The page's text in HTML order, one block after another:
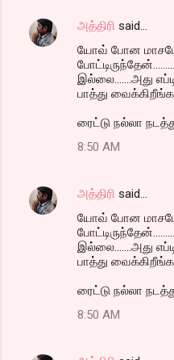
அத்திரி said…
யோவ் போன மாசமே
இல்லை.......அது
பாத்து
ரைட்டு நல்லா
8:50 AM
அத்திரி said…
யோவ் போன மாசமே
இல்லை.......அது
பாத்து
ரைட்டு நல்லா
8:50 AM